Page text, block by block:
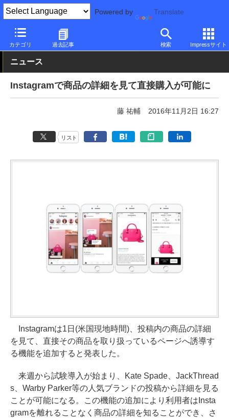
Powered by Translate
カテゴリ 過去記事 検索 Impressサイト
PC Watch 市場 サービス
ニュース
Instagramで商品の詳細を見て直接購入が可能に
藤 祐輔 2016年11月2日 16:27
リスト
Instagramは1日(米国現地時間)、投稿内の商品の詳細
を見て、直接その商品を取り扱っているページへ誘導す
る機能を追加すると発表した。
来週から試験導入が始まり、Kate Spade、JackThread
s、Warby Parker等の人気ブランドの投稿から詳細を見る
ことが可能になる。この機能の追加により利用者はInsta
gramを離れることなく商品の詳細を知ることができ、さ